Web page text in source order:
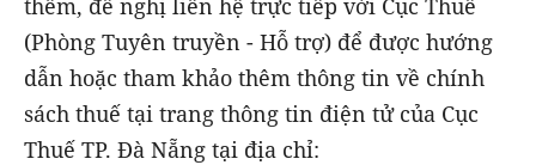
(Phòng Tuyên truyền - Hỗ trợ) để được hướng
dẫn hoặc tham khảo thêm thông tin về chính
sách thuế tại trang thông tin điện tử của Cục
Thuế TP. Đà Nẵng tại địa chỉ: